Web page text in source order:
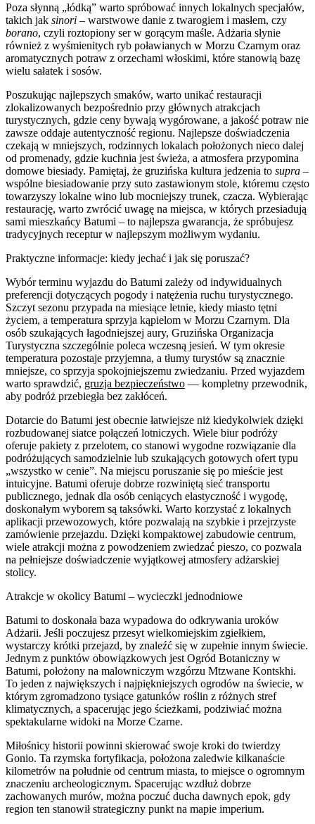
Poza słynną „łódką” warto spróbować innych lokalnych specjałów,
takich jak sinori – warstwowe danie z twarogiem i masłem, czy
borano, czyli roztopiony ser w gorącym maśle. Adżaria słynie
również z wyśmienitych ryb poławianych w Morzu Czarnym oraz
aromatycznych potraw z orzechami włoskimi, które stanowią bazę
wielu sałatek i sosów.
Poszukując najlepszych smaków, warto unikać restauracji
zlokalizowanych bezpośrednio przy głównych atrakcjach
turystycznych, gdzie ceny bywają wygórowane, a jakość potraw nie
zawsze oddaje autentyczność regionu. Najlepsze doświadczenia
czekają w mniejszych, rodzinnych lokalach położonych nieco dalej
od promenady, gdzie kuchnia jest świeża, a atmosfera przypomina
domowe biesiady. Pamiętaj, że gruzińska kultura jedzenia to supra –
wspólne biesiadowanie przy suto zastawionym stole, któremu często
towarzyszy lokalne wino lub mocniejszy trunek, czacza. Wybierając
restaurację, warto zwrócić uwagę na miejsca, w których przesiadują
sami mieszkańcy Batumi – to najlepsza gwarancja, że spróbujesz
tradycyjnych receptur w najlepszym możliwym wydaniu.
Praktyczne informacje: kiedy jechać i jak się poruszać?
Wybór terminu wyjazdu do Batumi zależy od indywidualnych
preferencji dotyczących pogody i natężenia ruchu turystycznego.
Szczyt sezonu przypada na miesiące letnie, kiedy miasto tętni
życiem, a temperatura sprzyja kąpielom w Morzu Czarnym. Dla
osób szukających łagodniejszej aury, Gruzińska Organizacja
Turystyczna szczególnie poleca wczesną jesień. W tym okresie
temperatura pozostaje przyjemna, a tłumy turystów są znacznie
mniejsze, co sprzyja spokojniejszemu zwiedzaniu. Przed wyjazdem
warto sprawdzić, gruzja bezpieczeństwo — kompletny przewodnik,
aby podróż przebiegła bez zakłóceń.
Dotarcie do Batumi jest obecnie łatwiejsze niż kiedykolwiek dzięki
rozbudowanej siatce połączeń lotniczych. Wiele biur podróży
oferuje pakiety z przelotem, co stanowi wygodne rozwiązanie dla
podróżujących samodzielnie lub szukających gotowych ofert typu
„wszystko w cenie”. Na miejscu poruszanie się po mieście jest
intuicyjne. Batumi oferuje dobrze rozwiniętą sieć transportu
publicznego, jednak dla osób ceniących elastyczność i wygodę,
doskonałym wyborem są taksówki. Warto korzystać z lokalnych
aplikacji przewozowych, które pozwalają na szybkie i przejrzyste
zamówienie przejazdu. Dzięki kompaktowej zabudowie centrum,
wiele atrakcji można z powodzeniem zwiedzać pieszo, co pozwala
na pełniejsze doświadczenie wyjątkowej atmosfery adżarskiej
stolicy.
Atrakcje w okolicy Batumi – wycieczki jednodniowe
Batumi to doskonała baza wypadowa do odkrywania uroków
Adżarii. Jeśli poczujesz przesyt wielkomiejskim zgiełkiem,
wystarczy krótki przejazd, by znaleźć się w zupełnie innym świecie.
Jednym z punktów obowiązkowych jest Ogród Botaniczny w
Batumi, położony na malowniczym wzgórzu Mtzwane Kontskhi.
To jeden z największych i najpiękniejszych ogrodów na świecie, w
którym zgromadzono tysiące gatunków roślin z różnych stref
klimatycznych, a spacerując jego ścieżkami, podziwiać można
spektakularne widoki na Morze Czarne.
Miłośnicy historii powinni skierować swoje kroki do twierdzy
Gonio. Ta rzymska fortyfikacja, położona zaledwie kilkanaście
kilometrów na południe od centrum miasta, to miejsce o ogromnym
znaczeniu archeologicznym. Spacerując wzdłuż dobrze
zachowanych murów, można poczuć ducha dawnych epok, gdy
region ten stanowił strategiczny punkt na mapie imperium.